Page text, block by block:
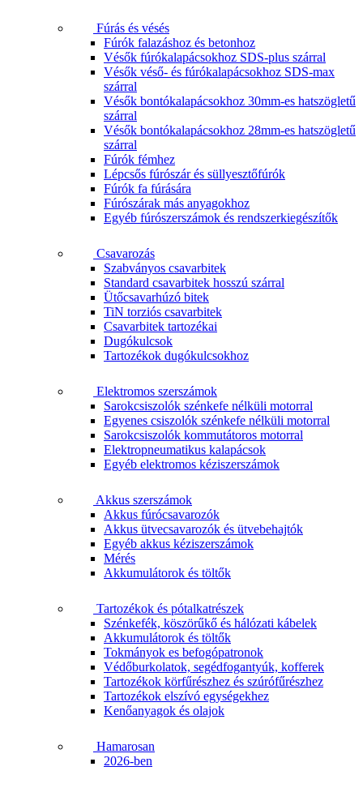
Fúrás és vésés
Fúrók falazáshoz és betonhoz
Vésők fúrókalapácsokhoz SDS-plus szárral
Vésők véső- és fúrókalapácsokhoz SDS-max
szárral
Vésők bontókalapácsokhoz 30mm-es hatszögletű
szárral
Vésők bontókalapácsokhoz 28mm-es hatszögletű
szárral
Fúrók fémhez
Lépcsős fúrószár és süllyesztőfúrók
Fúrók fa fúrására
Fúrószárak más anyagokhoz
Egyéb fúrószerszámok és rendszerkiegészítők
Csavarozás
Szabványos csavarbitek
Standard csavarbitek hosszú szárral
Ütőcsavarhúzó bitek
TiN torziós csavarbitek
Csavarbitek tartozékai
Dugókulcsok
Tartozékok dugókulcsokhoz
Elektromos szerszámok
Sarokcsiszolók szénkefe nélküli motorral
Egyenes csiszolók szénkefe nélküli motorral
Sarokcsiszolók kommutátoros motorral
Elektropneumatikus kalapácsok
Egyéb elektromos kéziszerszámok
Akkus szerszámok
Akkus fúrócsavarozók
Akkus ütvecsavarozók és ütvebehajtók
Egyéb akkus kéziszerszámok
Mérés
Akkumulátorok és töltők
Tartozékok és pótalkatrészek
Szénkefék, köszörűkő és hálózati kábelek
Akkumulátorok és töltők
Tokmányok es befogópatronok
Védőburkolatok, segédfogantyúk, kofferek
Tartozékok körfűrészhez és szúrófűrészhez
Tartozékok elszívó egységekhez
Kenőanyagok és olajok
Hamarosan
2026-ben